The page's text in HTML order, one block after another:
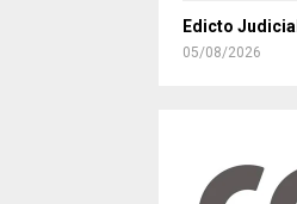
Edicto Judicial
05/08/2026